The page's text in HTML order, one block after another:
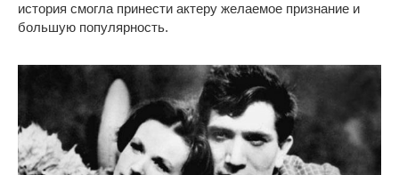
история смогла принести актеру желаемое признание и
большую популярность.